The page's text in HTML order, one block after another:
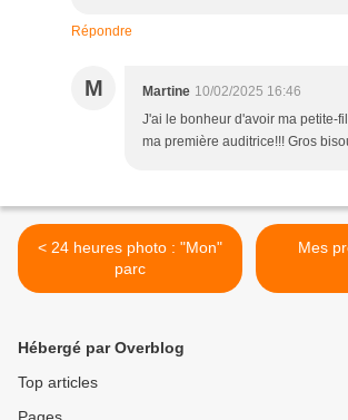
Répondre
M Martine 10/02/2025 16:46
J'ai le bonheur d'avoir ma petite-
ma première auditrice!!! Gros
< 24 heures photo : "Mon"
parc
Hébergé par Overblog
Top articles